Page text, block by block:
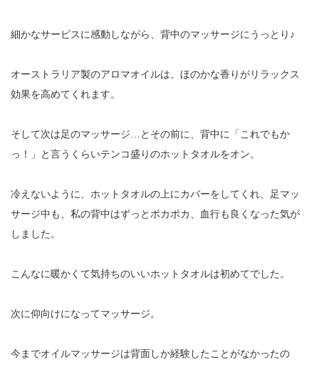
細かなサービスに感動しながら、背中のマッサージにうっとり♪
オーストラリア製のアロマオイルは、ほのかな香りがリラックス
効果を高めてくれます。
そして次は足のマッサージ…とその前に、背中に「これでもか
っ！」と言うくらいテンコ盛りのホットタオルをオン。
冷えないように、ホットタオルの上にカバーをしてくれ、足マッ
サージ中も、私の背中はずっとポカポカ、血行も良くなった気が
しました。
こんなに暖かくて気持ちのいいホットタオルは初めてでした。
次に仰向けになってマッサージ。
今までオイルマッサージは背面しか経験したことがなかったの